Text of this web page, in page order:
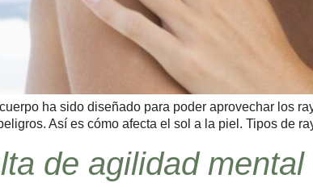
ha sido diseñado para poder aprovechar los
Así es cómo afecta el sol a la piel. Tipos de
de agilidad mental